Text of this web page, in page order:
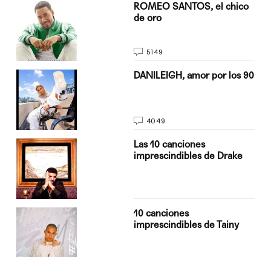
ROMEO SANTOS, el chico
de oro
5149
DANILEIGH, amor por los 90
4049
Las 10 canciones
imprescindibles de Drake
10 canciones
imprescindibles de Tainy